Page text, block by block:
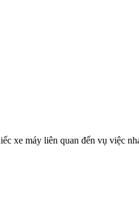
xe máy liên quan đến vụ việc